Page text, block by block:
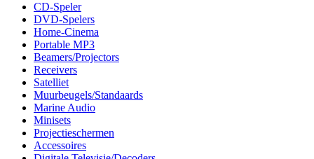
CD-Speler
DVD-Spelers
Home-Cinema
Portable MP3
Beamers/Projectors
Receivers
Satelliet
Muurbeugels/Standaards
Marine Audio
Minisets
Projectieschermen
Accessoires